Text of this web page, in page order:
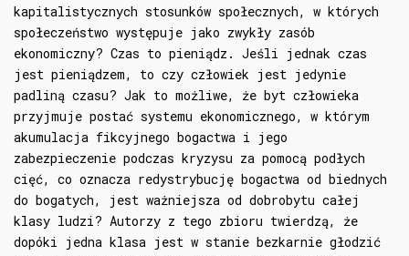
kapitalistycznych stosunków społecznych, w których
społeczeństwo występuje jako zwykły zasób
ekonomiczny? Czas to pieniądz. Jeśli jednak czas
jest pieniądzem, to czy człowiek jest jedynie
padliną czasu? Jak to możliwe, że byt człowieka
przyjmuje postać systemu ekonomicznego, w którym
akumulacja fikcyjnego bogactwa i jego
zabezpieczenie podczas kryzysu za pomocą podłych
cięć, co oznacza redystrybucję bogactwa od biednych
do bogatych, jest ważniejsza od dobrobytu całej
klasy ludzi? Autorzy z tego zbioru twierdzą, że
dopóki jedna klasa jest w stanie bezkarnie głodzić